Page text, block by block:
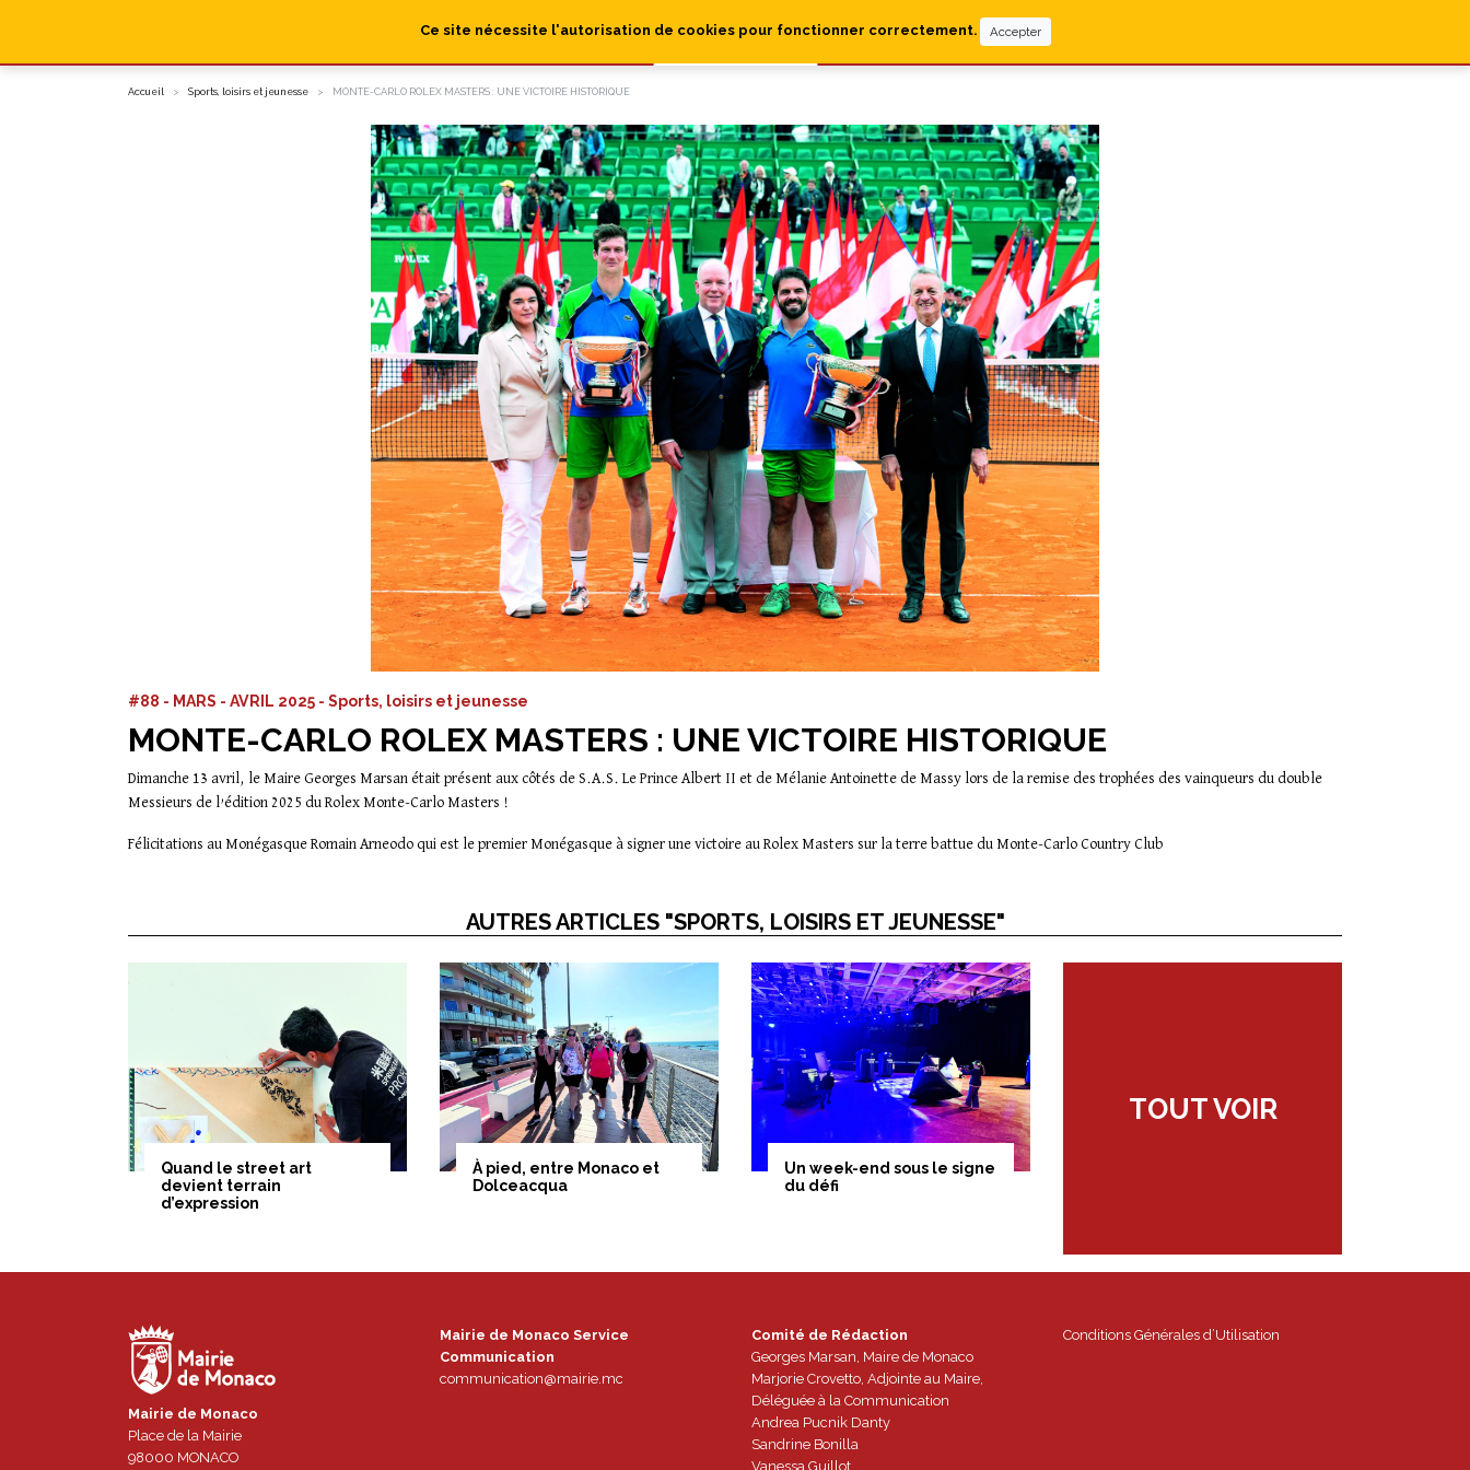
Accueil Sports, loisirs et jeunesse MONTE-CARLO ROLEX MASTERS : UNE VICTOIRE HISTORIQUE
#88 - MARS - AVRIL 2025 - Sports, loisirs et jeunesse
MONTE-CARLO ROLEX MASTERS : UNE VICTOIRE HISTORIQUE
Dimanche 13 avril, le Maire Georges Marsan était présent aux côtés de S.A.S. Le Prince Albert II et de Mélanie Antoinette de Massy lors de la remise des trophées des vainqueurs du double
Messieurs de l’édition 2025 du Rolex Monte-Carlo Masters !
Félicitations au Monégasque Romain Arneodo qui est le premier Monégasque à signer une victoire au Rolex Masters sur la terre battue du Monte-Carlo Country Club
AUTRES ARTICLES "SPORTS, LOISIRS ET JEUNESSE"
Quand le street art
devient terrain
d’expression
À pied, entre Monaco et
Dolceacqua
Un week-end sous le signe
du défi
TOUT VOIR
Mairie de Monaco
Place de la Mairie
98000 MONACO
Mairie de Monaco Service
Communication
communication@mairie.mc
Comité de Rédaction
Georges Marsan, Maire de Monaco
Marjorie Crovetto, Adjointe au Maire,
Déléguée à la Communication
Andrea Pucnik Danty
Sandrine Bonilla
Vanessa Guillot
Conditions Générales d’Utilisation
Ce site nécessite l'autorisation de cookies pour fonctionner correctement. Accepter